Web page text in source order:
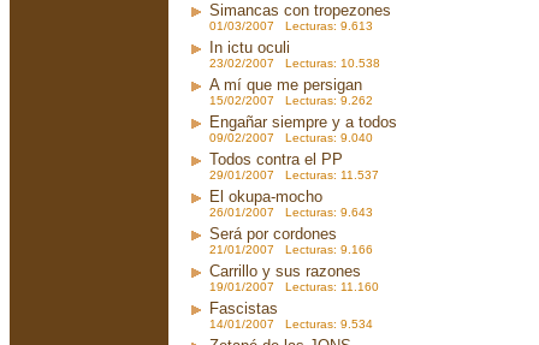
Simancas con tropezones
01/03/2007 Lecturas: 9.613
In ictu oculi
23/02/2007 Lecturas: 10.538
A mí que me persigan
15/02/2007 Lecturas: 9.262
Engañar siempre y a todos
09/02/2007 Lecturas: 9.040
Todos contra el PP
29/01/2007 Lecturas: 11.537
El okupa-mocho
26/01/2007 Lecturas: 9.643
Será por cordones
21/01/2007 Lecturas: 9.166
Carrillo y sus razones
19/01/2007 Lecturas: 11.160
Fascistas
14/01/2007 Lecturas: 9.534